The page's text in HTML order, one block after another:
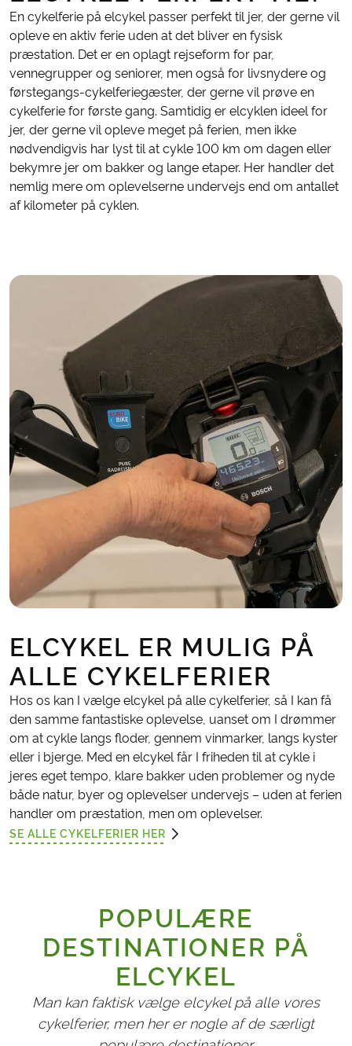
En cykelferie på elcykel passer perfekt til jer, der gerne vil
opleve en aktiv ferie uden at det bliver en fysisk
præstation. Det er en oplagt rejseform for par,
vennegrupper og seniorer, men også for livsnydere og
førstegangs-cykelferiegæster, der gerne vil prøve en
cykelferie for første gang. Samtidig er elcyklen ideel for
jer, der gerne vil opleve meget på ferien, men ikke
nødvendigvis har lyst til at cykle 100 km om dagen eller
bekymre jer om bakker og lange etaper. Her handler det
nemlig mere om oplevelserne undervejs end om antallet
af kilometer på cyklen.
ELCYKEL ER MULIG PÅ
ALLE CYKELFERIER
Hos os kan I vælge elcykel på alle cykelferier, så I kan få
den samme fantastiske oplevelse, uanset om I drømmer
om at cykle langs floder, gennem vinmarker, langs kyster
eller i bjerge. Med en elcykel får I friheden til at cykle i
jeres eget tempo, klare bakker uden problemer og nyde
både natur, byer og oplevelser undervejs – uden at ferien
handler om præstation, men om oplevelser.
SE ALLE CYKELFERIER HER
POPULÆRE
DESTINATIONER PÅ
ELCYKEL
Man kan faktisk vælge elcykel på alle vores
cykelferier, men her er nogle af de særligt